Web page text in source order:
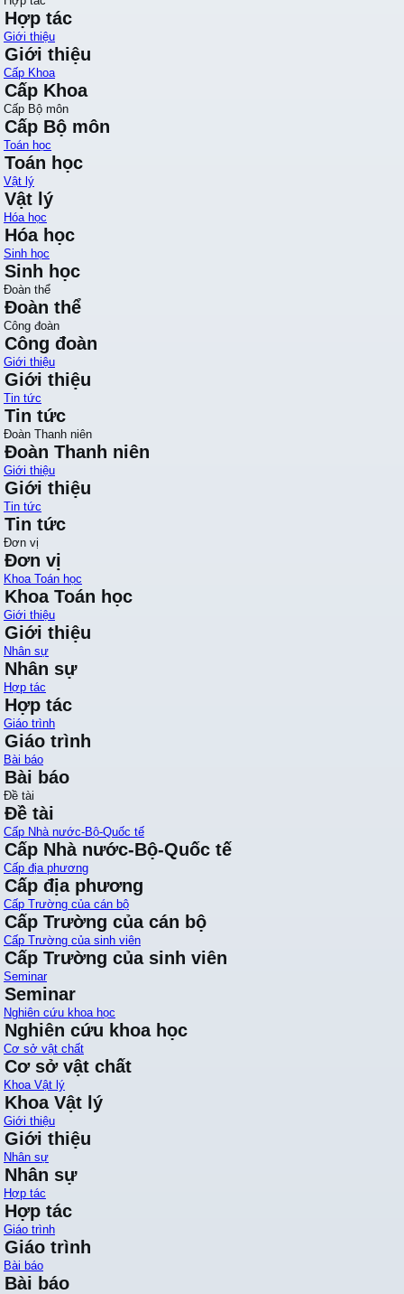
Hợp tác
Giới thiệu
Giới thiệu
Cấp Khoa
Cấp Khoa
Cấp Bộ môn
Cấp Bộ môn
Toán học
Toán học
Vật lý
Vật lý
Hóa học
Hóa học
Sinh học
Sinh học
Đoàn thể
Đoàn thể
Công đoàn
Công đoàn
Giới thiệu
Giới thiệu
Tin tức
Tin tức
Đoàn Thanh niên
Đoàn Thanh niên
Giới thiệu
Giới thiệu
Tin tức
Tin tức
Đơn vị
Đơn vị
Khoa Toán học
Khoa Toán học
Giới thiệu
Giới thiệu
Nhân sự
Nhân sự
Hợp tác
Hợp tác
Giáo trình
Giáo trình
Bài báo
Bài báo
Đề tài
Đề tài
Cấp Nhà nước-Bộ-Quốc tế
Cấp Nhà nước-Bộ-Quốc tế
Cấp địa phương
Cấp địa phương
Cấp Trường của cán bộ
Cấp Trường của cán bộ
Cấp Trường của sinh viên
Cấp Trường của sinh viên
Seminar
Seminar
Nghiên cứu khoa học
Nghiên cứu khoa học
Cơ sở vật chất
Cơ sở vật chất
Khoa Vật lý
Khoa Vật lý
Giới thiệu
Giới thiệu
Nhân sự
Nhân sự
Hợp tác
Hợp tác
Giáo trình
Giáo trình
Bài báo
Bài báo